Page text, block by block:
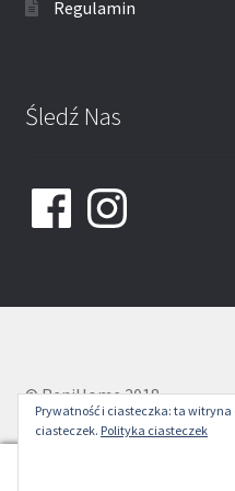
Regulamin
Śledź Nas
FacebookInstagram
© ReniHome 2018
Prywatność i ciasteczka: ta witryna
ciasteczek. Polityka ciasteczek